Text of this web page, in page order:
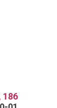
186